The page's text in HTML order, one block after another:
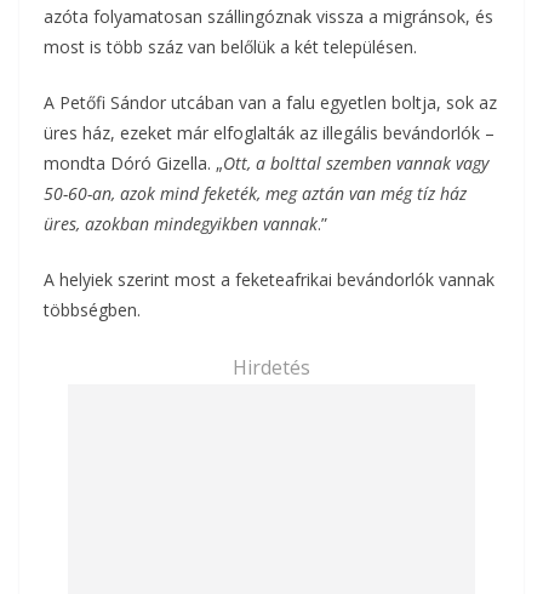
azóta folyamatosan szállingóznak vissza a migránsok, és
most is több száz van belőlük a két településen.
A Petőfi Sándor utcában van a falu egyetlen boltja, sok az
üres ház, ezeket már elfoglalták az illegális bevándorlók –
mondta Dóró Gizella. „Ott, a bolttal szemben vannak vagy
50-60-an, azok mind feketék, meg aztán van még tíz ház
üres, azokban mindegyikben vannak.”
A helyiek szerint most a feketeafrikai bevándorlók vannak
többségben.
Hirdetés